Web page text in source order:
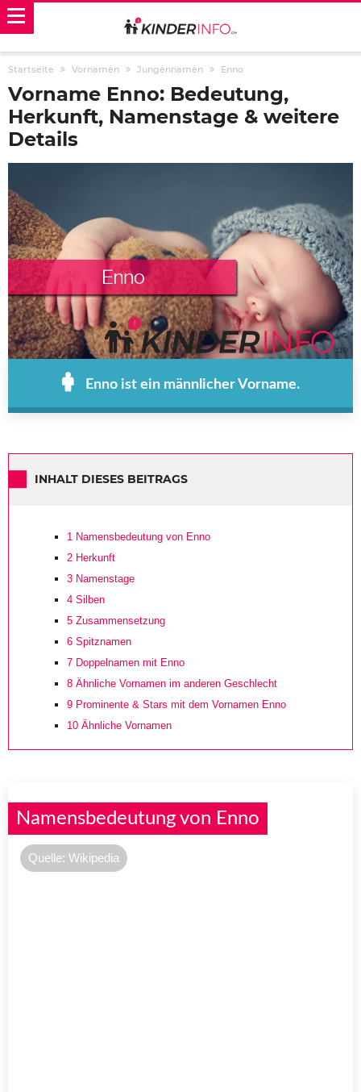
Startseite Vornamen Jungennamen Enno
Vorname Enno: Bedeutung,
Herkunft, Namenstage & weitere
Details
Enno ist ein männlicher Vorname.
INHALT DIESES BEITRAGS
1 Namensbedeutung von Enno
2 Herkunft
3 Namenstage
4 Silben
5 Zusammensetzung
6 Spitznamen
7 Doppelnamen mit Enno
8 Ähnliche Vornamen im anderen Geschlecht
9 Prominente & Stars mit dem Vornamen Enno
10 Ähnliche Vornamen
Namensbedeutung von Enno
Quelle: Wikipedia